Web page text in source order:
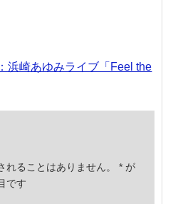
浜崎あゆみライブ「Feel the
れることはありません。 * が
です